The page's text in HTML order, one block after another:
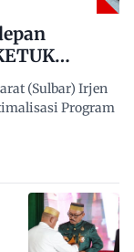
(Sulbar) Irjen
Program